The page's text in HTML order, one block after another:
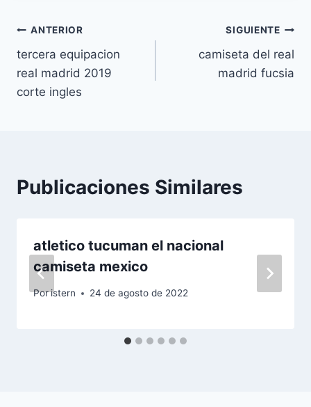
Navegación
de
entradas
ANTERIOR
tercera equipacion
real madrid 2019
corte ingles
SIGUIENTE
camiseta del real
madrid fucsia
Publicaciones Similares
atletico tucuman el nacional
camiseta mexico
Poristern 24 de agosto de 2022